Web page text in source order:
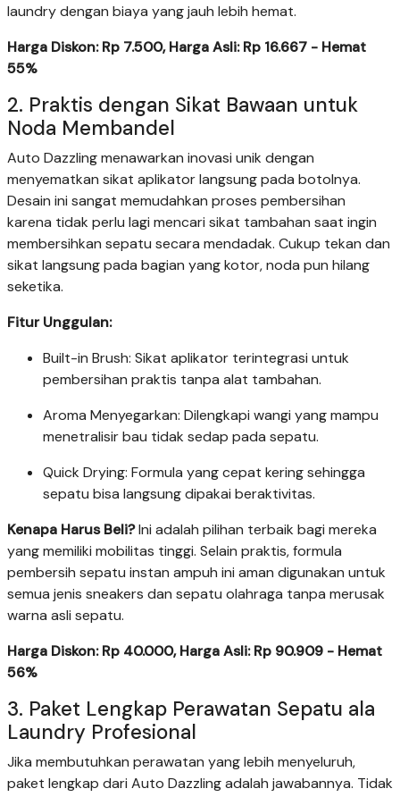
laundry dengan biaya yang jauh lebih hemat.
Harga Diskon: Rp 7.500, Harga Asli: Rp 16.667 - Hemat
55%
2. Praktis dengan Sikat Bawaan untuk
Noda Membandel
Auto Dazzling menawarkan inovasi unik dengan
menyematkan sikat aplikator langsung pada botolnya.
Desain ini sangat memudahkan proses pembersihan
karena tidak perlu lagi mencari sikat tambahan saat ingin
membersihkan sepatu secara mendadak. Cukup tekan dan
sikat langsung pada bagian yang kotor, noda pun hilang
seketika.
Fitur Unggulan:
Built-in Brush: Sikat aplikator terintegrasi untuk
pembersihan praktis tanpa alat tambahan.
Aroma Menyegarkan: Dilengkapi wangi yang mampu
menetralisir bau tidak sedap pada sepatu.
Quick Drying: Formula yang cepat kering sehingga
sepatu bisa langsung dipakai beraktivitas.
Kenapa Harus Beli?Ini adalah pilihan terbaik bagi mereka
yang memiliki mobilitas tinggi. Selain praktis, formula
pembersih sepatu instan ampuh ini aman digunakan untuk
semua jenis sneakers dan sepatu olahraga tanpa merusak
warna asli sepatu.
Harga Diskon: Rp 40.000, Harga Asli: Rp 90.909 - Hemat
56%
3. Paket Lengkap Perawatan Sepatu ala
Laundry Profesional
Jika membutuhkan perawatan yang lebih menyeluruh,
paket lengkap dari Auto Dazzling adalah jawabannya. Tidak